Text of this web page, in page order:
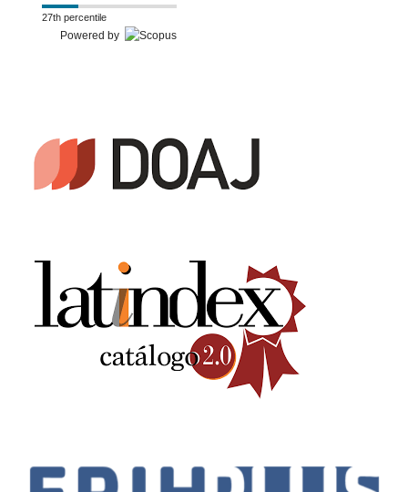
27th percentile
Powered by